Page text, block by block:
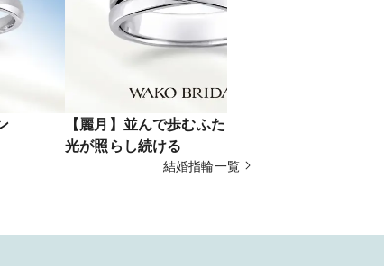
【麗月】並んで歩むふたりを、月の
光が照らし続ける
結婚指輪一覧